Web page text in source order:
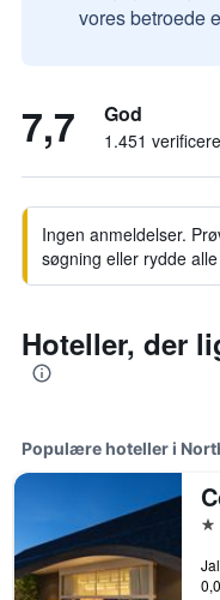
vores betroede
7,7 God
1.451
Ingen anmeldelser.
søgning eller rydde
Hoteller, der
Populære hoteller i
5